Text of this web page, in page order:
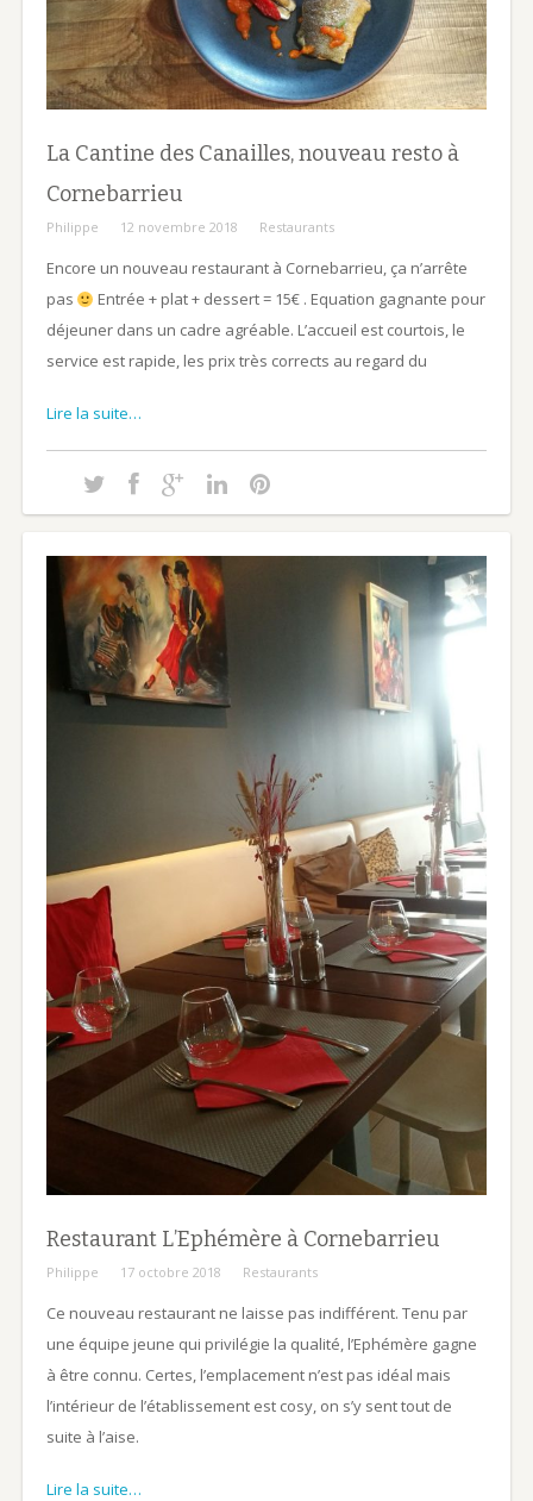
La Cantine des Canailles, nouveau resto à
Cornebarrieu
Philippe 12 novembre 2018 Restaurants
Encore un nouveau restaurant à Cornebarrieu, ça n’arrête
pas
Entrée + plat + dessert = 15€ . Equation gagnante pour
déjeuner dans un cadre agréable. L’accueil est courtois, le
service est rapide, les prix très corrects au regard du
Lire la suite…
Restaurant L’Ephémère à Cornebarrieu
Philippe 17 octobre 2018 Restaurants
Ce nouveau restaurant ne laisse pas indifférent. Tenu par
une équipe jeune qui privilégie la qualité, l’Ephémère gagne
à être connu. Certes, l’emplacement n’est pas idéal mais
l’intérieur de l’établissement est cosy, on s’y sent tout de
suite à l’aise.
Lire la suite…